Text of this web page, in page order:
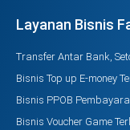
Layanan Bisnis
Transfer Antar Bank,
Bisnis Top up E-money
Bisnis PPOB
Bisnis Voucher Game